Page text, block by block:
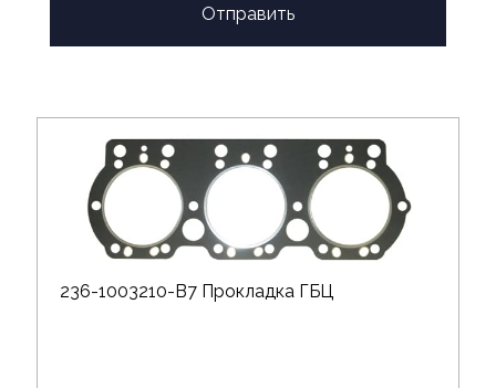
Отправить
236-1003210-В7 Прокладка ГБЦ